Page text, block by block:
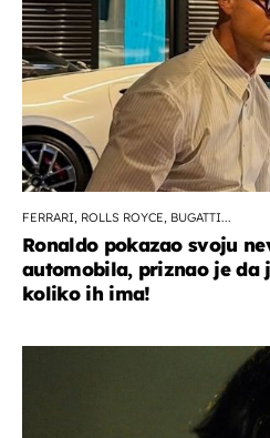
FERRARI, ROLLS ROYCE, BUGATTI...
Ronaldo pokazao svoju
automobila, priznao je da
koliko ih ima!